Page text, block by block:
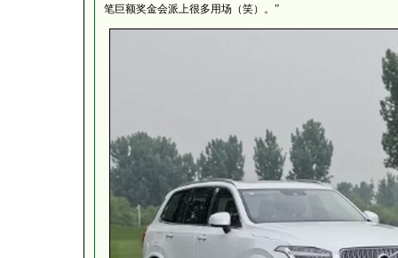
笔巨额奖金会派上很多用场（笑）。”